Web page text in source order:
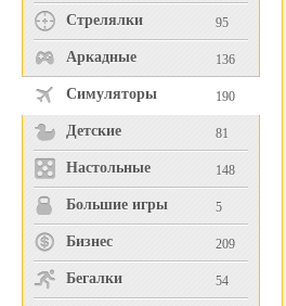
Стрелялки 95
Аркадные 136
Симуляторы 190
Детские 81
Настольные 148
Большие игры 5
Бизнес 209
Бегалки 54